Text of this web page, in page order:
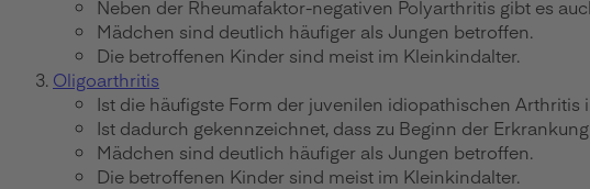
Neben der Rheumafaktor-negativen Polyarthritis gibt es
Mädchen sind deutlich häufiger als Jungen betroffen.
Die betroffenen Kinder sind meist im Kleinkindalter.
Oligoarthritis
Ist die häufigste Form der juvenilen idiopathischen Arthritis
Ist dadurch gekennzeichnet, dass zu Beginn der
Mädchen sind deutlich häufiger als Jungen betroffen.
Die betroffenen Kinder sind meist im Kleinkindalter.